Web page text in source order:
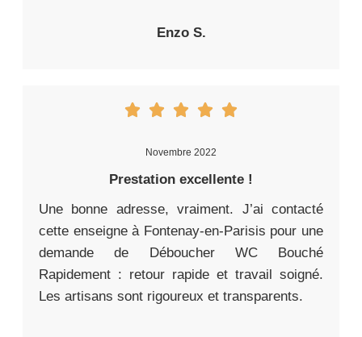
Enzo S.
Novembre 2022
Prestation excellente !
Une bonne adresse, vraiment. J’ai contacté
cette enseigne à Fontenay-en-Parisis pour une
demande de Déboucher WC Bouché
Rapidement : retour rapide et travail soigné.
Les artisans sont rigoureux et transparents.